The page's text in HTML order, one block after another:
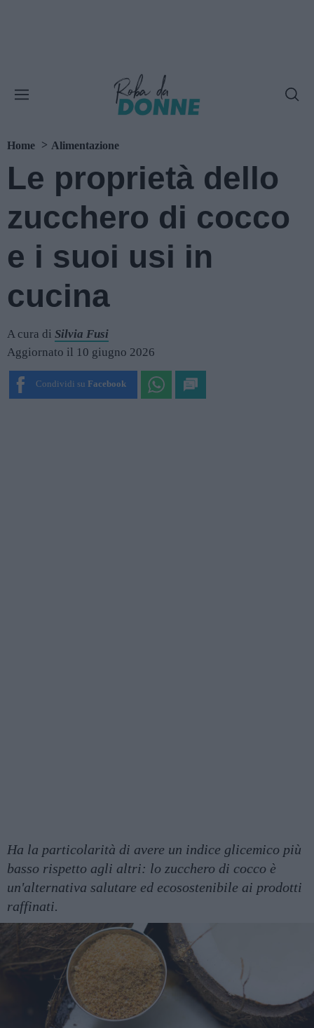
Home Alimentazione
Le proprietà dello
zucchero di cocco
e i suoi usi in
cucina
A cura di Silvia Fusi
Aggiornato il 10 giugno 2026
Condividi su Facebook
Ha la particolarità di avere un indice glicemico più
basso rispetto agli altri: lo zucchero di cocco è
un'alternativa salutare ed ecosostenibile ai prodotti
raffinati.